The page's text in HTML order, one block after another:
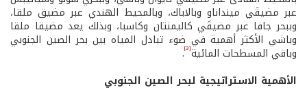
عبر مضيقَي مينداناو وبالاباك، وبالمحيط الهندي عبر مضيق ملقا،
وببحر جافا عبر مضيقَي كاليمنتان وكاسبا، وبذلك يعد مضيقا ملقا
وباشي الأكثر أهمية في ضوء تبادل المياه بين بحر الصين الجنوبي
وباقي المسطحات المائية[3]
.
الأهمية الاستراتيجية لبحر الصين الجنوبي